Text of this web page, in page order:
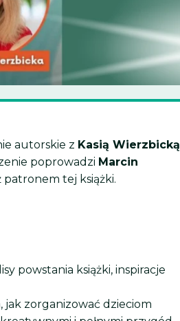
autorskie z Kasią Wierzbicką
poprowadzi Marcin
tej książki.
powstania książki, inspiracje
jak zorganizować dzieciom